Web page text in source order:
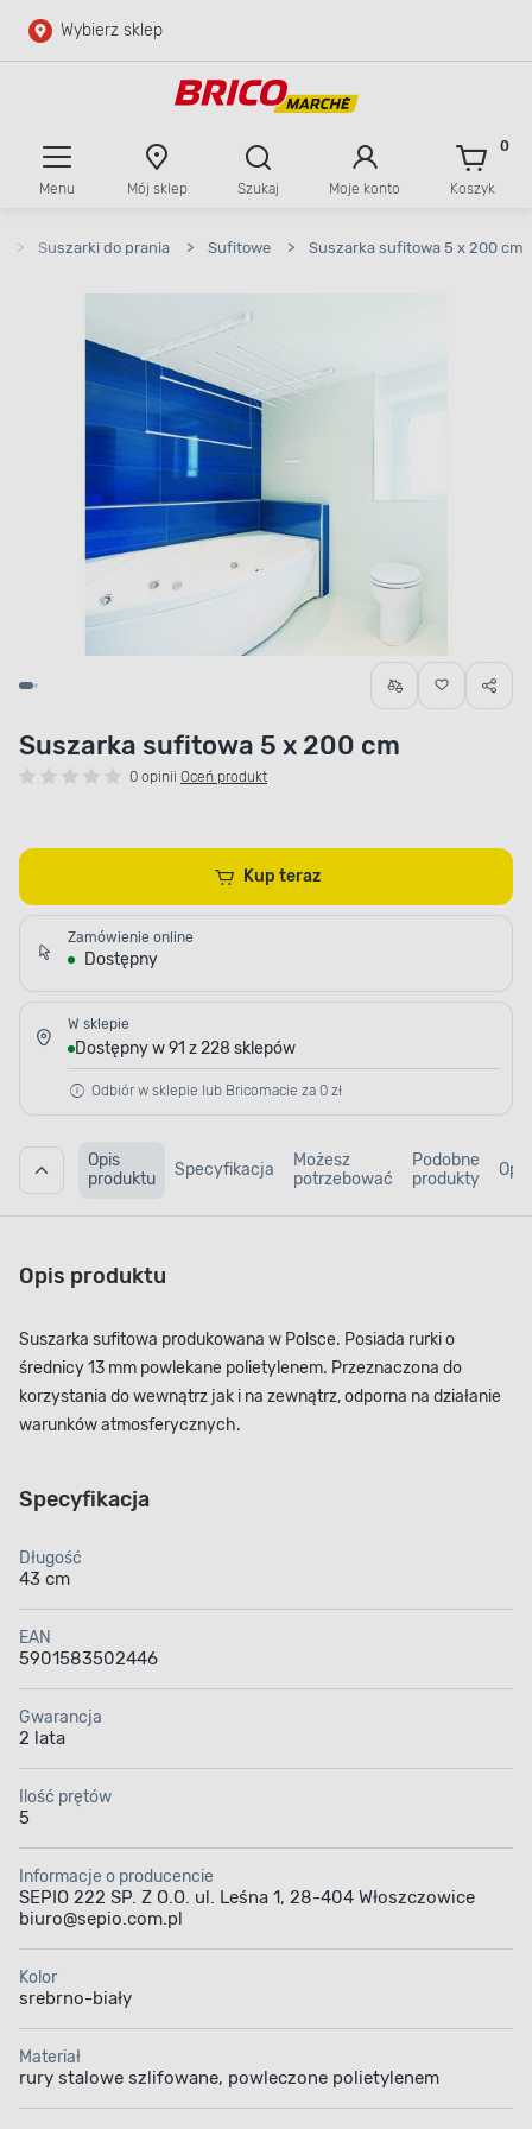
Przejdź do głównej zawartości
Wybierz sklep
Menu Mój sklep Szukaj Moje konto Koszyk
0
> Suszarki do prania > Sufitowe > Suszarka sufitowa 5 x 200 cm
Suszarka sufitowa 5 x 200 cm
0 opinii Oceń produkt
Kup teraz
Zamówienie online
Dostępny
W sklepie
Dostępny w 91 z 228 sklepów
Odbiór w sklepie lub Bricomacie za 0 zł
Opis
produktu
Specyfikacja
Możesz
potrzebować
Podobne
produkty
Opis produktu
Suszarka sufitowa produkowana w Polsce. Posiada rurki o
średnicy 13 mm powlekane polietylenem. Przeznaczona do
korzystania do wewnątrz jak i na zewnątrz, odporna na działanie
warunków atmosferycznych.
Specyfikacja
Długość
43 cm
EAN
5901583502446
Gwarancja
2 lata
Ilość prętów
5
Informacje o producencie
SEPIO 222 SP. Z O.O. ul. Leśna 1, 28-404 Włoszczowice
biuro@sepio.com.pl
Kolor
srebrno-biały
Materiał
rury stalowe szlifowane, powleczone polietylenem